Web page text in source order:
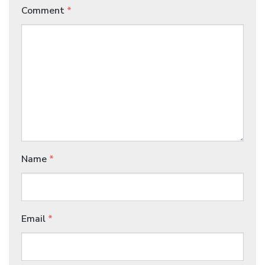
Comment *
Name *
Email *